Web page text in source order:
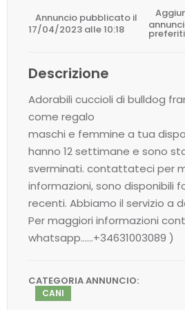
Annuncio pubblicato il
17/04/2023 alle 10:18
preferiti
Descrizione
Adorabili cuccioli di bulldog
come regalo
maschi e femmine a tua
hanno 12 settimane e sono
sverminati. contattateci per
informazioni, sono disponibili
recenti. Abbiamo il servizio a
Per maggiori informazioni
whatsapp……+34631003089 )
CATEGORIA ANNUNCIO:
CANI